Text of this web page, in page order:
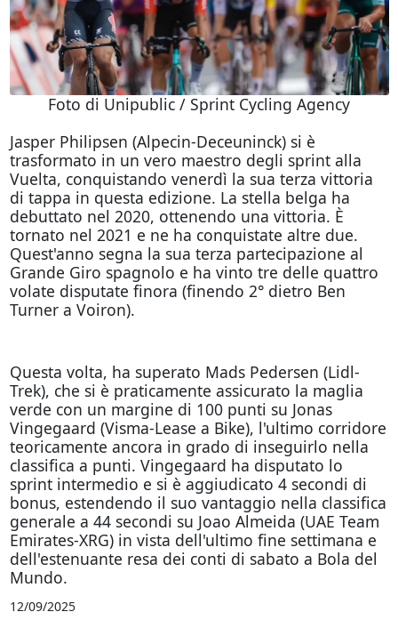
Foto di Unipublic / Sprint Cycling Agency
Jasper Philipsen (Alpecin-Deceuninck) si è
trasformato in un vero maestro degli sprint alla
Vuelta, conquistando venerdì la sua terza vittoria
di tappa in questa edizione. La stella belga ha
debuttato nel 2020, ottenendo una vittoria. È
tornato nel 2021 e ne ha conquistate altre due.
Quest'anno segna la sua terza partecipazione al
Grande Giro spagnolo e ha vinto tre delle quattro
volate disputate finora (finendo 2° dietro Ben
Turner a Voiron).
Questa volta, ha superato Mads Pedersen (Lidl-
Trek), che si è praticamente assicurato la maglia
verde con un margine di 100 punti su Jonas
Vingegaard (Visma-Lease a Bike), l'ultimo corridore
teoricamente ancora in grado di inseguirlo nella
classifica a punti. Vingegaard ha disputato lo
sprint intermedio e si è aggiudicato 4 secondi di
bonus, estendendo il suo vantaggio nella classifica
generale a 44 secondi su Joao Almeida (UAE Team
Emirates-XRG) in vista dell'ultimo fine settimana e
dell'estenuante resa dei conti di sabato a Bola del
Mundo.
12/09/2025